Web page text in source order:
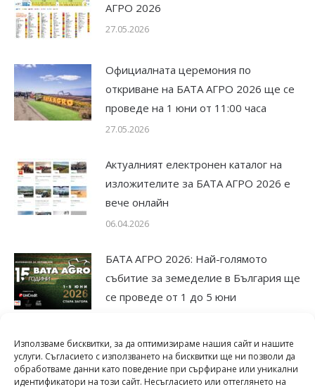
Използваме бисквитки, за да оптимизираме нашия сайт и нашите
услуги. Съгласието с използването на бисквитки ще ни позволи да
обработваме данни като поведение при сърфиране или уникални
идентификатори на този сайт. Несъгласието или оттеглянето на
АГРО 2026
27.05.2026
Официалната церемония по
откриване на БАТА АГРО 2026 ще се
проведе на 1 юни от 11:00 часа
27.05.2026
Актуалният електронен каталог на
изложителите за БАТА АГРО 2026 е
вече онлайн
06.04.2026
БАТА АГРО 2026: Най-голямото
събитие за земеделие в България ще
се проведе от 1 до 5 юни
Юбилейното издание на БАТА АГРО
2025 отвори врати